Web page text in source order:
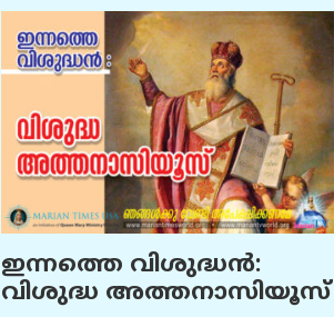
ഇന്നത്തെ വിശുദ്ധന്‍:
വിശുദ്ധ അത്തനാസിയൂസ്